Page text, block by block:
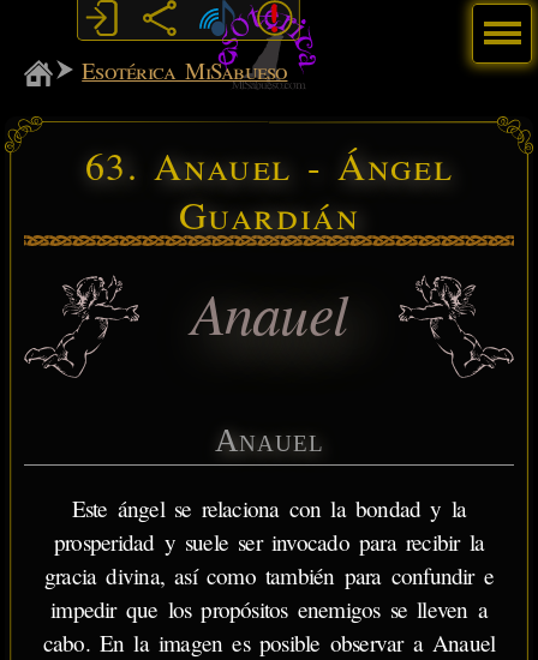
MiSabueso
Esotérica MiSabueso
63. Anauel - Ángel
Guardián
Anauel
Anauel
Este ángel se relaciona con la bondad y la
prosperidad y suele ser invocado para recibir la
gracia divina, así como también para confundir e
impedir que los propósitos enemigos se lleven a
cabo. En la imagen es posible observar a Anauel
Menú